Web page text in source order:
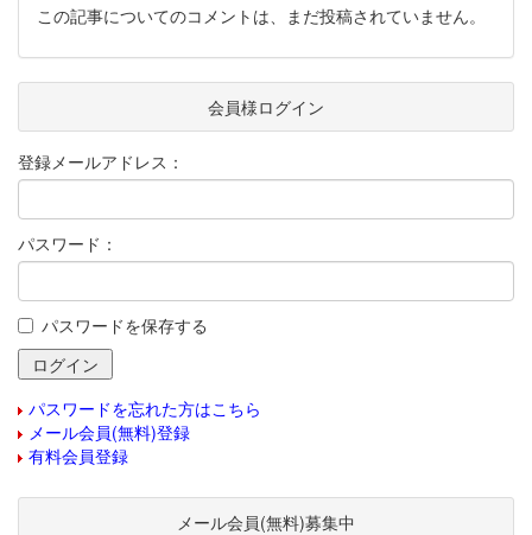
この記事についてのコメントは、まだ投稿されていません。
会員様ログイン
登録メールアドレス：
パスワード：
パスワードを保存する
パスワードを忘れた方はこちら
メール会員(無料)登録
有料会員登録
メール会員(無料)募集中